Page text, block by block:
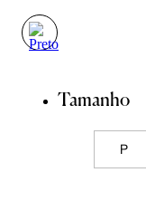
Tamanho
P